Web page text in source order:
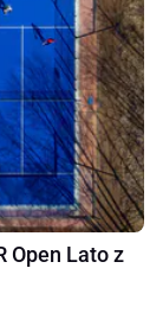
Open Lato z